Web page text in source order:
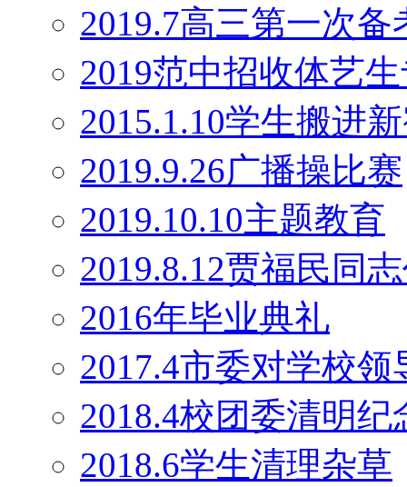
2019.7高三第一次备
2019范中招收体艺
2015.1.10学生搬进
2019.9.26广播操比赛
2019.10.10主题教育
2019.8.12贾福民同
2016年毕业典礼
2017.4市委对学校
2018.4校团委清明纪
2018.6学生清理杂草